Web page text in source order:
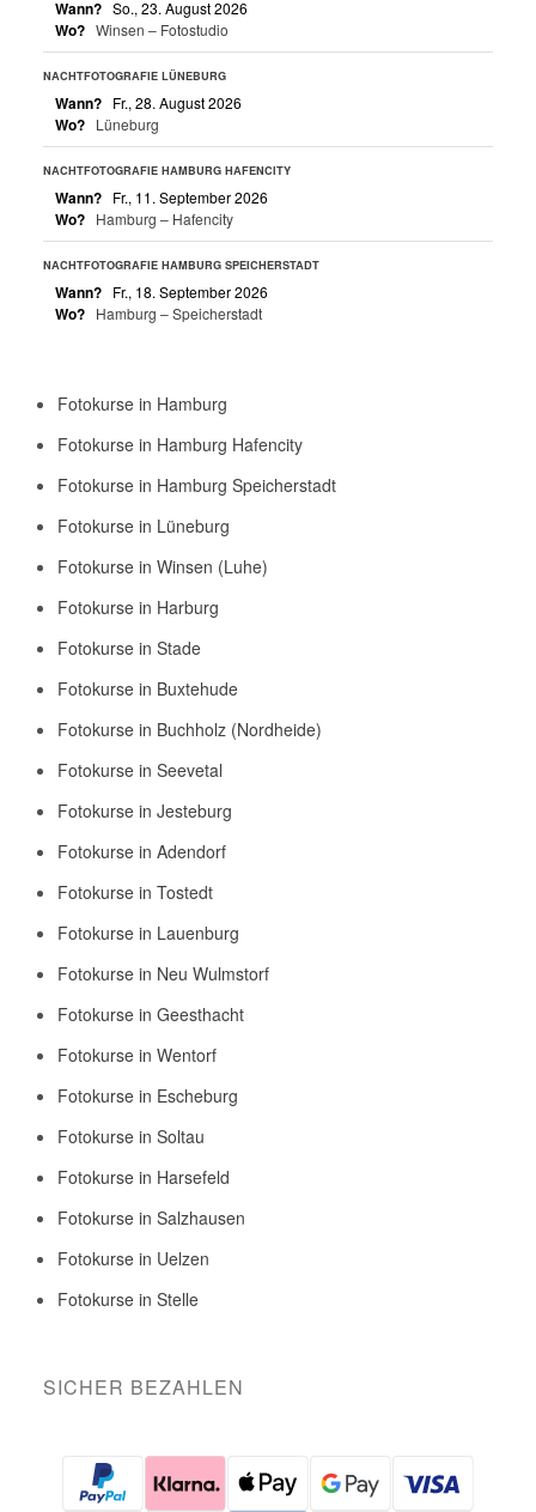
Wann? So., 23. August 2026
Wo? Winsen – Fotostudio
NACHTFOTOGRAFIE LÜNEBURG
Wann? Fr., 28. August 2026
Wo? Lüneburg
NACHTFOTOGRAFIE HAMBURG HAFENCITY
Wann? Fr., 11. September 2026
Wo? Hamburg – Hafencity
NACHTFOTOGRAFIE HAMBURG SPEICHERSTADT
Wann? Fr., 18. September 2026
Wo? Hamburg – Speicherstadt
Fotokurse in Hamburg
Fotokurse in Hamburg Hafencity
Fotokurse in Hamburg Speicherstadt
Fotokurse in Lüneburg
Fotokurse in Winsen (Luhe)
Fotokurse in Harburg
Fotokurse in Stade
Fotokurse in Buxtehude
Fotokurse in Buchholz (Nordheide)
Fotokurse in Seevetal
Fotokurse in Jesteburg
Fotokurse in Adendorf
Fotokurse in Tostedt
Fotokurse in Lauenburg
Fotokurse in Neu Wulmstorf
Fotokurse in Geesthacht
Fotokurse in Wentorf
Fotokurse in Escheburg
Fotokurse in Soltau
Fotokurse in Harsefeld
Fotokurse in Salzhausen
Fotokurse in Uelzen
Fotokurse in Stelle
SICHER BEZAHLEN